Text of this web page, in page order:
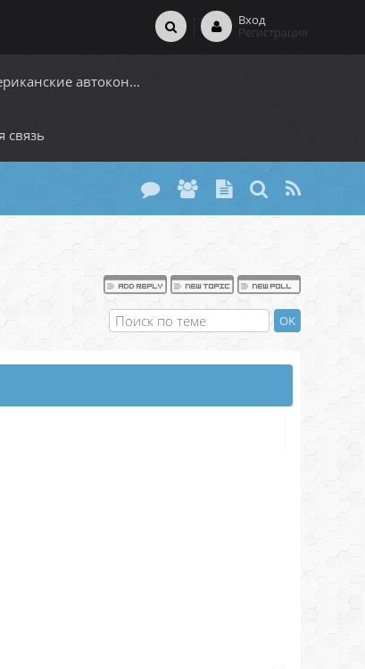
Вход
Регистрация
автокон...
связь